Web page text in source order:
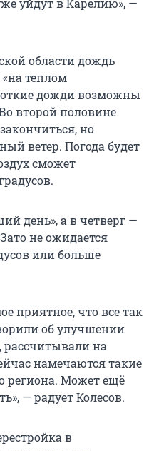
уйдут в Карелию», —
области дождь
теплом
дожди возможны
второй половине
но
ветер. Погода будет
сможет
день», а в четверг —
не ожидается
или больше
приятное, что все так
об улучшении
рассчитывали на
намечаются такие
региона. Может ещё
— радует Колесов.
в